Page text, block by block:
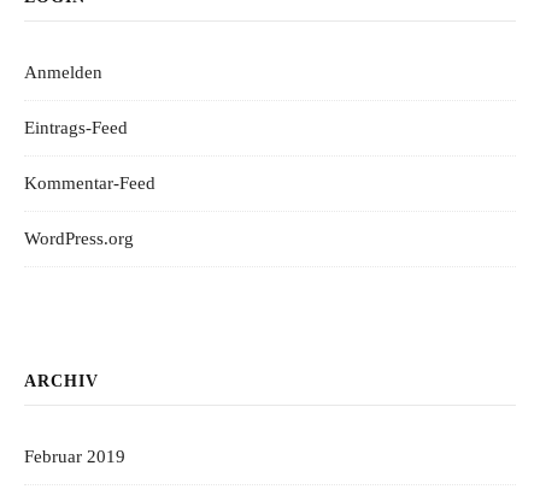
Anmelden
Eintrags-Feed
Kommentar-Feed
WordPress.org
ARCHIV
Februar 2019